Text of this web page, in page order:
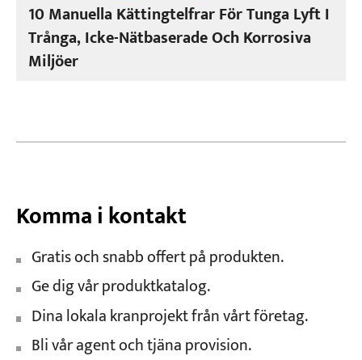
10 Manuella Kättingtelfrar För Tunga Lyft I
Trånga, Icke-Nätbaserade Och Korrosiva
Miljöer
Komma i kontakt
Gratis och snabb offert på produkten.
Ge dig vår produktkatalog.
Dina lokala kranprojekt från vårt företag.
Bli vår agent och tjäna provision.